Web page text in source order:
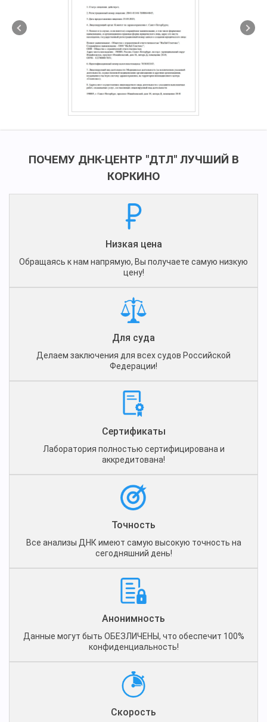
ПОЧЕМУ ДНК-ЦЕНТР "ДТЛ" ЛУЧШИЙ В
КОРКИНО
Низкая цена
Обращаясь к нам напрямую, Вы получаете самую низкую
цену!
Для суда
Делаем заключения для всех судов Российской
Федерации!
Сертификаты
Лаборатория полностью сертифицирована и
аккредитована!
Точность
Все анализы ДНК имеют самую высокую точность на
сегодняшний день!
Анонимность
Данные могут быть ОБЕЗЛИЧЕНЫ, что обеспечит 100%
конфиденциальность!
Скорость